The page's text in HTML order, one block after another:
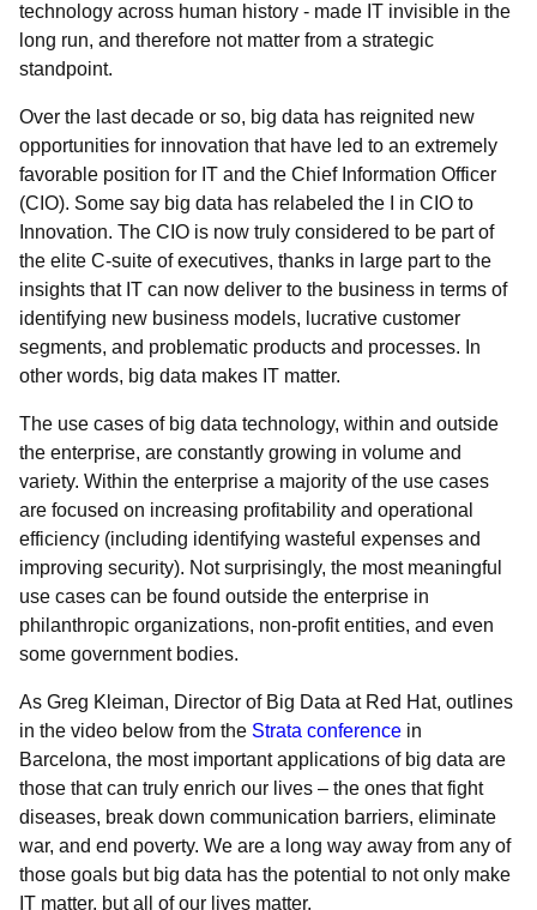
technology across human history - made IT invisible in the
long run, and therefore not matter from a strategic
standpoint.
Over the last decade or so, big data has reignited new
opportunities for innovation that have led to an extremely
favorable position for IT and the Chief Information Officer
(CIO). Some say big data has relabeled the I in CIO to
Innovation. The CIO is now truly considered to be part of
the elite C-suite of executives, thanks in large part to the
insights that IT can now deliver to the business in terms of
identifying new business models, lucrative customer
segments, and problematic products and processes. In
other words, big data makes IT matter.
The use cases of big data technology, within and outside
the enterprise, are constantly growing in volume and
variety. Within the enterprise a majority of the use cases
are focused on increasing profitability and operational
efficiency (including identifying wasteful expenses and
improving security). Not surprisingly, the most meaningful
use cases can be found outside the enterprise in
philanthropic organizations, non-profit entities, and even
some government bodies.
As Greg Kleiman, Director of Big Data at Red Hat, outlines
in the video below from the Strata conference in
Barcelona, the most important applications of big data are
those that can truly enrich our lives – the ones that fight
diseases, break down communication barriers, eliminate
war, and end poverty. We are a long way away from any of
those goals but big data has the potential to not only make
IT matter, but all of our lives matter.